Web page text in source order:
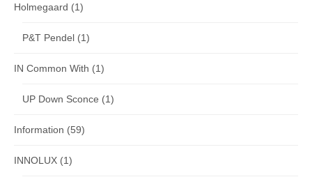
Holmegaard (1)
P&T Pendel (1)
IN Common With (1)
UP Down Sconce (1)
Information (59)
INNOLUX (1)